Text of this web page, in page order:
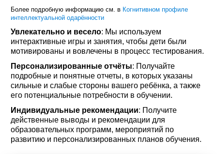
Более подробную информацию см. в Когнитивном профиле
интеллектуальной одарённости
Увлекательно и весело: Мы используем
интерактивные игры и занятия, чтобы дети были
мотивированы и вовлечены в процесс тестирования.
Персонализированные отчёты: Получайте
подробные и понятные отчеты, в которых указаны
сильные и слабые стороны вашего ребёнка, а также
его потенциальные потребности в обучении.
Индивидуальные рекомендации: Получите
действенные выводы и рекомендации для
образовательных программ, мероприятий по
развитию и персонализированных планов обучения.